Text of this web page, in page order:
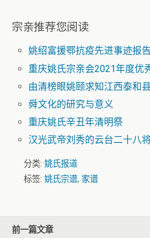
宗亲推荐您阅读:
姚绍富援鄂抗疫先进事迹报告
重庆姚氏宗亲会2021年度优
由清榜眼姚颐求知江西泰和
舜文化的研究与意义
重庆姚氏辛丑年清明祭
汉光武帝刘秀的云台二十八
分类: 姚氏报道
标签: 姚氏宗谱, 家谱
前一篇文章